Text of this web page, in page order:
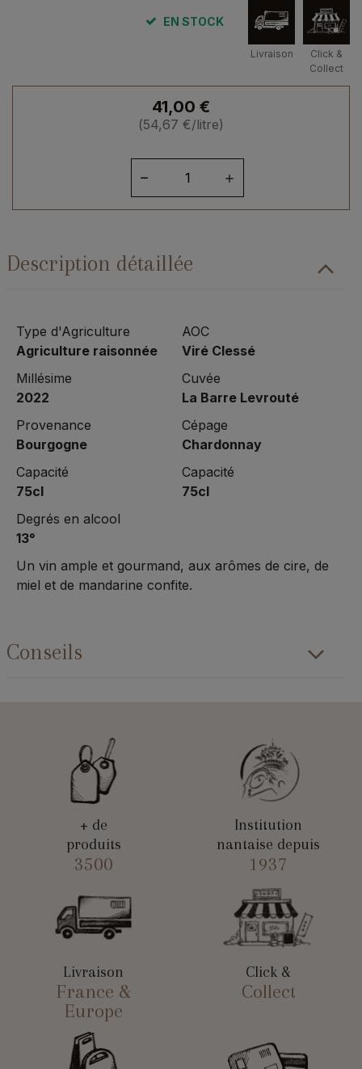
EN STOCK
Livraison
Click &
Collect
41,00 €
(54,67 €/litre)
Bourgogne
"La
2022
Description détaillée
Type d'Agriculture
Agriculture raisonnée
Millésime
2022
Provenance
Bourgogne
Capacité
75cl
Degrés en alcool
13°
AOC
Viré Clessé
Cuvée
La Barre Levrouté
Cépage
Chardonnay
Capacité
75cl
Un vin ample et gourmand, aux arômes de cire, de
miel et de mandarine confite.
Conseils
+ de
produits
3500
Institution
nantaise depuis
1937
Livraison
France &
Europe
Click &
Collect